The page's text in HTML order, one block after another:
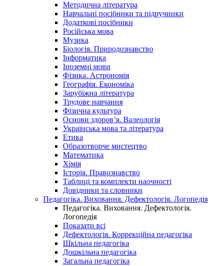
Методична література
Навчальні посібники та підручники
Додаткові посібники
Російська мова
Музика
Біологія. Природознавство
Інформатика
Іноземні мови
Фізика. Астрономія
Географія. Економіка
Зарубіжна література
Трудове навчання
Фізична культура
Основи здоров’я. Валеологія
Українська мова та література
Етика
Образотворче мистецтво
Математика
Хімія
Історія. Правознавство
Таблиці та комплекти наочності
Довідники та словники
Педагогіка. Виховання. Дефектологія. Логопедія
Педагогіка. Виховання. Дефектологія.
Логопедія
Показати всі
Дефектологія. Коррекційна педагогіка
Шкільна педагогіка
Дошкільна педагогіка
Загальна педагогіка